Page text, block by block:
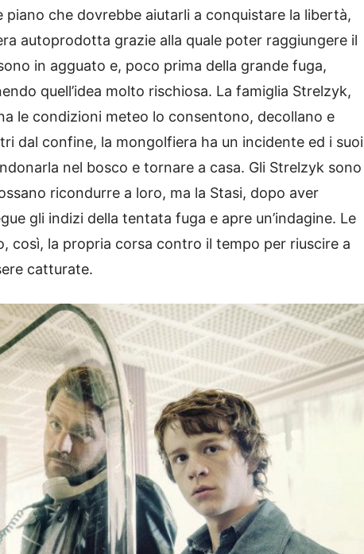
piano che dovrebbe aiutarli a conquistare la libertà,
autoprodotta grazie alla quale poter raggiungere il
in agguato e, poco prima della grande fuga,
quell’idea molto rischiosa. La famiglia Strelzyk,
le condizioni meteo lo consentono, decollano e
dal confine, la mongolfiera ha un incidente ed i suoi
nel bosco e tornare a casa. Gli Strelzyk sono
ricondurre a loro, ma la Stasi, dopo aver
gli indizi della tentata fuga e apre un’indagine. Le
così, la propria corsa contro il tempo per riuscire a
catturate.